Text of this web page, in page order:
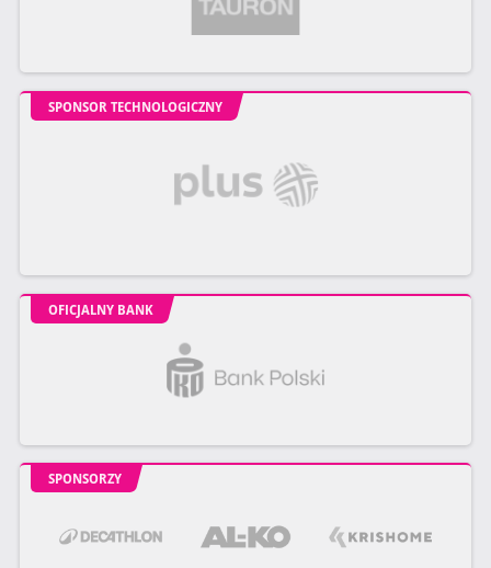
SPONSOR TECHNOLOGICZNY
OFICJALNY BANK
SPONSORZY